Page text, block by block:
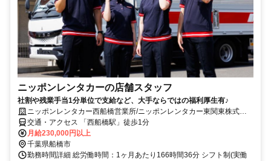
ニッポンレンタカーの店舗スタッフ
社割や残業手当1分単位で支給など、大手ならではの福利厚生有♪
ニッポンレンタカー西船橋営業所/ニッポンレンタカー東関東株式会
社
交通・アクセス 「西船橋駅」徒歩1分
月給230,000円以上
千葉県船橋市
勤務時間詳細 総労働時間：1ヶ月あたり166時間36分 シフト制(実働